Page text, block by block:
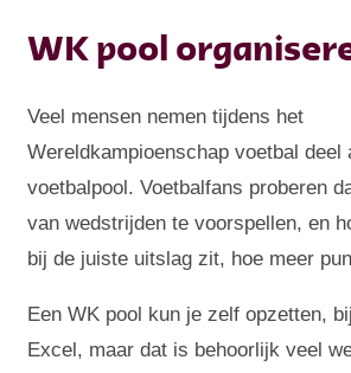
WK pool
Veel mensen nemen tijdens het
Wereldkampioenschap voetbal deel
voetbalpool. Voetbalfans proberen
van wedstrijden te voorspellen, en
bij de juiste uitslag zit, hoe meer
Een WK pool kun je zelf opzetten,
Excel, maar dat is behoorlijk veel